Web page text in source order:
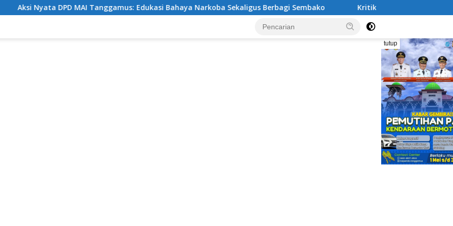
Tanggamus: Edukasi Bahaya Narkoba Sekaligus Berbagi Sembako Kritik Tajam Sekda Tanggamus: Tukin Besar,
tutup